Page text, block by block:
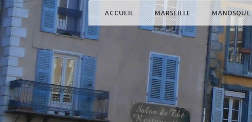
ACCUEIL MARSEILLE MANOSQUE